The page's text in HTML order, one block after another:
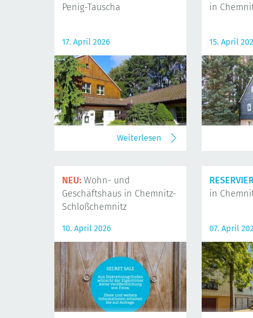
Penig-Tauscha
17. April 2026
Weiterlesen
in
15. April
NEU: Wohn- und
Geschäftshaus in Chemnitz-
Schloßchemnitz
10. April 2026
in
07. April